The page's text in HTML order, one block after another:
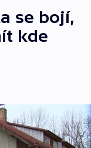
se bojí,
kde